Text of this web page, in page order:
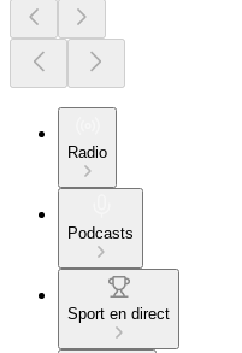
Radio
Podcasts
Sport en direct